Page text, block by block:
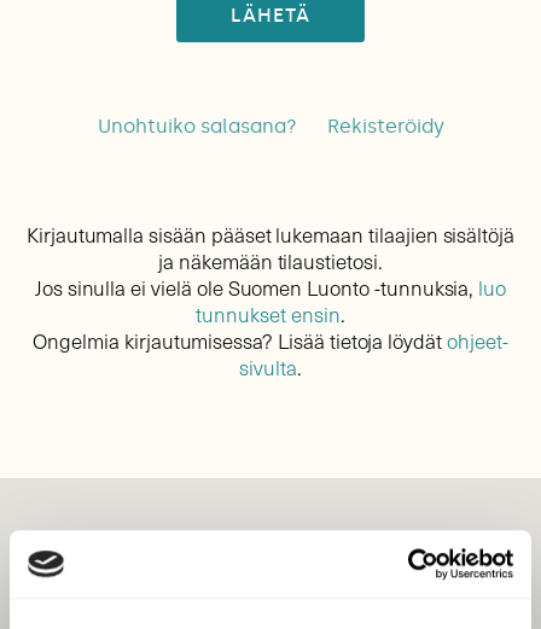
LÄHETÄ
Unohtuiko salasana? Rekisteröidy
Kirjautumalla sisään pääset lukemaan tilaajien sisältöjä
ja näkemään tilaustietosi.
Jos sinulla ei vielä ole Suomen Luonto -tunnuksia, luo
tunnukset ensin.
Ongelmia kirjautumisessa? Lisää tietoja löydätohjeet-
sivulta.